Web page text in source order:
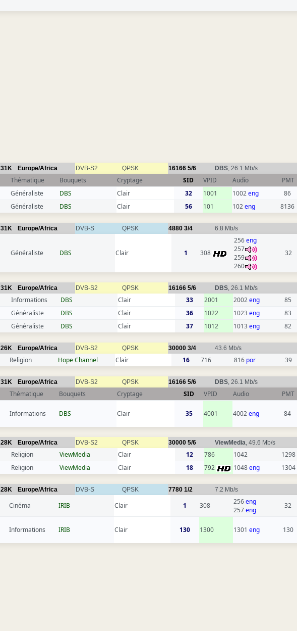
31K Europe/Africa DVB-S2 QPSK 16166 5/6 DBS, 26.1 Mb/s
Thématique Bouquets Cryptage SID VPID Audio PMT
Généraliste DBS Clair 32 1001 1002eng 86
Généraliste DBS Clair 56 101 102eng 8136
31K Europe/Africa DVB-S QPSK 4880 3/4 6.8 Mb/s
Généraliste DBS Clair 1 308
256eng
257
259
260
32
31K Europe/Africa DVB-S2 QPSK 16166 5/6 DBS, 26.1 Mb/s
Informations DBS Clair 33 2001 2002eng 85
Généraliste DBS Clair 36 1022 1023eng 83
Généraliste DBS Clair 37 1012 1013eng 82
26K Europe/Africa DVB-S2 QPSK 30000 3/4 43.6 Mb/s
Religion Hope Channel Clair 16 716 816 por 39
31K Europe/Africa DVB-S2 QPSK 16166 5/6 DBS, 26.1 Mb/s
Thématique Bouquets Cryptage SID VPID Audio PMT
Informations DBS Clair 35 4001 4002eng 84
28K Europe/Africa DVB-S2 QPSK 30000 5/6 ViewMedia, 49.6 Mb/s
Religion ViewMedia Clair 12 786 1042 1298
Religion ViewMedia Clair 18 792 1048eng 1304
28K Europe/Africa DVB-S QPSK 7780 1/2 7.2 Mb/s
Cinéma IRIB Clair 1 308 256eng
257eng
32
Informations IRIB Clair 130 1300 1301 eng 130